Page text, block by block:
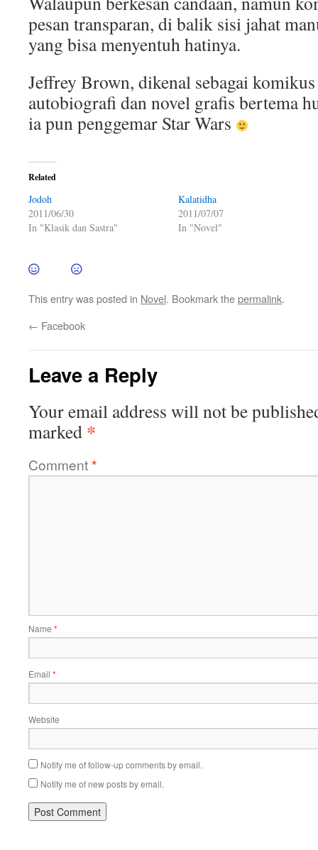
pesan transparan, di balik sisi jahat
yang bisa menyentuh hatinya.
Jeffrey Brown, dikenal sebagai
autobiografi dan novel grafis bertema
ia pun penggemar Star Wars
Related
Jodoh
2011/06/30
In "Klasik dan Sastra"
Kalatidha
2011/07/07
In "Novel"
This entry was posted in Novel. Bookmark thepermalink.
← Facebook
Leave a Reply
Your email address will not be
marked *
Comment*
Name *
Email *
Website
Notify me of follow-up comments by email.
Notify me of new posts by email.